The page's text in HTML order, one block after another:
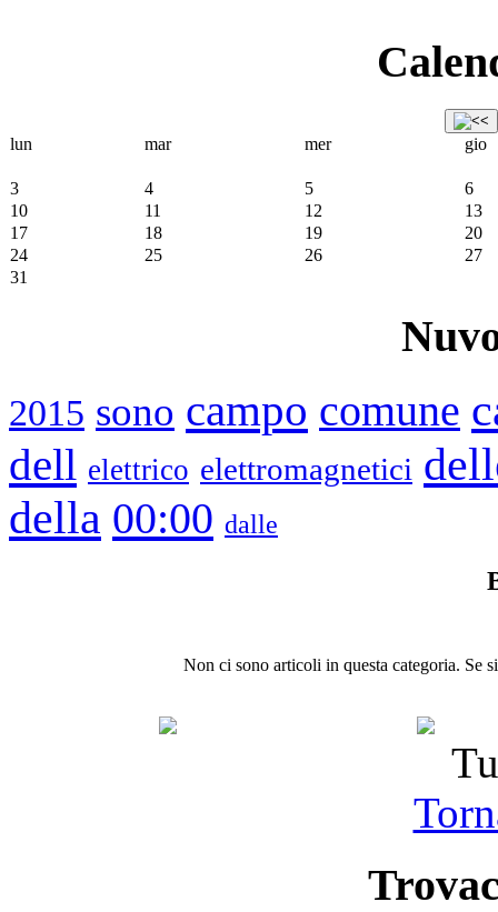
lun
mar mer gio
3 4 5
6
10
11 12
13
17
18 19
20
24
25 26
27
31
2015 sono campo comune
dell elettrico elettromagnetici
della 00:00 dalle
Non ci sono articoli in questa categoria. Se